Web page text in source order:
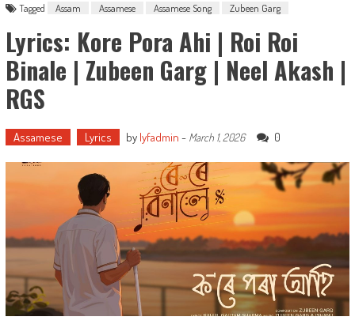
Tagged Assam Assamese Assamese Song Zubeen Garg
Lyrics: Kore Pora Ahi | Roi Roi
Binale | Zubeen Garg | Neel Akash |
RGS
Assamese Lyrics by lyfadmin - March 1, 2026 0